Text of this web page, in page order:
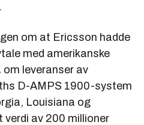
om at Ericsson hadde
med amerikanske
om leveranser av
D-AMPS 1900-system
Louisiana og
verdi av 200 millioner